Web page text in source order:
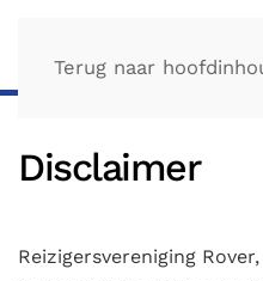
Terug naar
Disclaimer
Reizigersvereniging